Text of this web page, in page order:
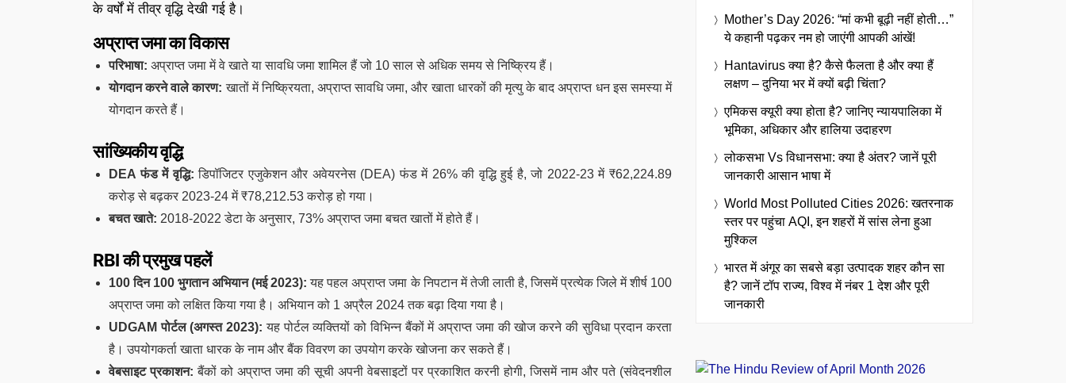
के वर्षों में तीव्र वृद्धि देखी गई है।
अप्राप्त जमा का विकास
परिभाषा: अप्राप्त जमा में वे खाते या सावधि जमा शामिल हैं जो 10 साल से अधिक समय से निष्क्रिय हैं।
योगदान करने वाले कारण: खातों में निष्क्रियता, अप्राप्त सावधि जमा, और खाता धारकों की मृत्यु के बाद अप्राप्त धन इस समस्या में
योगदान करते हैं।
सांख्यिकीय वृद्धि
DEA फंड में वृद्धि: डिपॉजिटर एजुकेशन और अवेयरनेस (DEA) फंड में 26% की वृद्धि हुई है, जो 2022-23 में ₹62,224.89
करोड़ से बढ़कर 2023-24 में ₹78,212.53 करोड़ हो गया।
बचत खाते: 2018-2022 डेटा के अनुसार, 73% अप्राप्त जमा बचत खातों में होते हैं।
RBI की प्रमुख पहलें
100 दिन 100 भुगतान अभियान (मई 2023): यह पहल अप्राप्त जमा के निपटान में तेजी लाती है, जिसमें प्रत्येक जिले में शीर्ष 100
अप्राप्त जमा को लक्षित किया गया है। अभियान को 1 अप्रैल 2024 तक बढ़ा दिया गया है।
UDGAM पोर्टल (अगस्त 2023): यह पोर्टल व्यक्तियों को विभिन्न बैंकों में अप्राप्त जमा की खोज करने की सुविधा प्रदान करता
है। उपयोगकर्ता खाता धारक के नाम और बैंक विवरण का उपयोग करके खोजना कर सकते हैं।
वेबसाइट प्रकाशन: बैंकों को अप्राप्त जमा की सूची अपनी वेबसाइटों पर प्रकाशित करनी होगी, जिसमें नाम और पते (संवेदनशील
Mother’s Day 2026: “मां कभी बूढ़ी नहीं होती…”
ये कहानी पढ़कर नम हो जाएंगी आपकी आंखें!
Hantavirus क्या है? कैसे फैलता है और क्या हैं
लक्षण – दुनिया भर में क्यों बढ़ी चिंता?
एमिकस क्यूरी क्या होता है? जानिए न्यायपालिका में
भूमिका, अधिकार और हालिया उदाहरण
लोकसभा Vs विधानसभा: क्या है अंतर? जानें पूरी
जानकारी आसान भाषा में
World Most Polluted Cities 2026: खतरनाक
स्तर पर पहुंचा AQI, इन शहरों में सांस लेना हुआ
मुश्किल
भारत में अंगूर का सबसे बड़ा उत्पादक शहर कौन सा
है? जानें टॉप राज्य, विश्व में नंबर 1 देश और पूरी
जानकारी